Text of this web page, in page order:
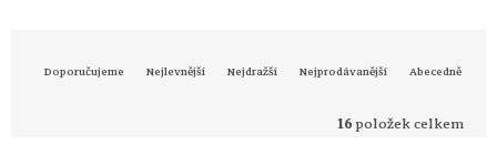
Ř
Doporučujeme Nejlevnější Nejdražší Nejprodávanější Abecedně
16 položek celkem